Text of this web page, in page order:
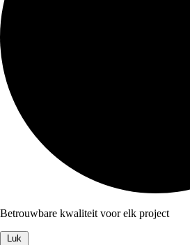
Betrouwbare kwaliteit voor elk project
Luk